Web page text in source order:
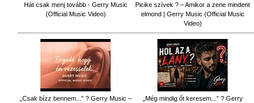
Hát csak menj tovább - Gerry Music
(Official Music Video)
Picike szívek ? – Amikor a zene mindent
elmond | Gerry Music (Official Music
Video)
„Csak bízz bennem...” ? Gerry Music – „Még mindig őt keresem...” ? Gerry